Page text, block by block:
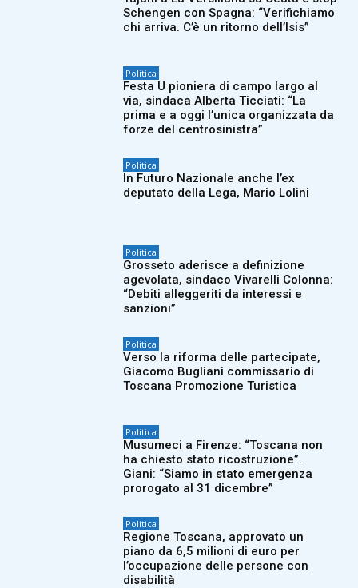
Schengen con Spagna: “Verifichiamo
chi arriva. C’è un ritorno dell’Isis”
Politica
Festa U pioniera di campo largo al
via, sindaca Alberta Ticciati: “La
prima e a oggi l’unica organizzata da
forze del centrosinistra”
Politica
In Futuro Nazionale anche l’ex
deputato della Lega, Mario Lolini
Politica
Grosseto aderisce a definizione
agevolata, sindaco Vivarelli Colonna:
“Debiti alleggeriti da interessi e
sanzioni”
Politica
Verso la riforma delle partecipate,
Giacomo Bugliani commissario di
Toscana Promozione Turistica
Politica
Musumeci a Firenze: “Toscana non
ha chiesto stato ricostruzione”.
Giani: “Siamo in stato emergenza
prorogato al 31 dicembre”
Politica
Regione Toscana, approvato un
piano da 6,5 milioni di euro per
l’occupazione delle persone con
disabilità